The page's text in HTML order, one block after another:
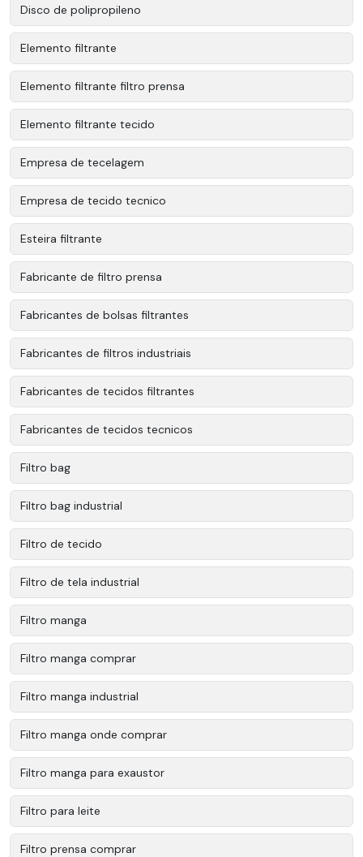
Disco de polipropileno
Elemento filtrante
Elemento filtrante filtro prensa
Elemento filtrante tecido
Empresa de tecelagem
Empresa de tecido tecnico
Esteira filtrante
Fabricante de filtro prensa
Fabricantes de bolsas filtrantes
Fabricantes de filtros industriais
Fabricantes de tecidos filtrantes
Fabricantes de tecidos tecnicos
Filtro bag
Filtro bag industrial
Filtro de tecido
Filtro de tela industrial
Filtro manga
Filtro manga comprar
Filtro manga industrial
Filtro manga onde comprar
Filtro manga para exaustor
Filtro para leite
Filtro prensa comprar